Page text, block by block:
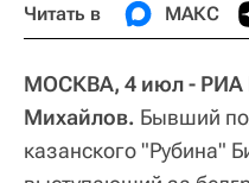
Читать в МАКС
МОСКВА, 4 июл - РИА
Михайлов. Бывший
казанского "Рубина"